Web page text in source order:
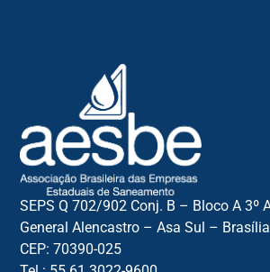
SEPS Q 702/902 Conj. B – Bloco A 3º
General Alencastro – Asa Sul –
CEP: 70390-025